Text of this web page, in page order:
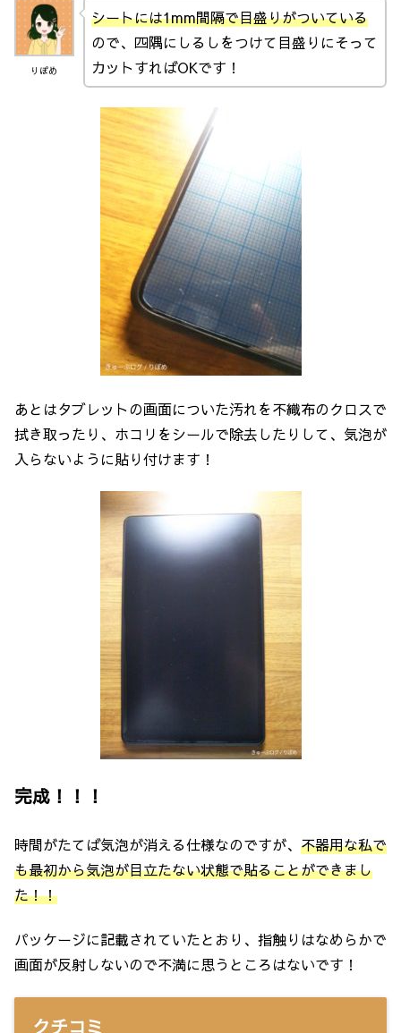
りぽめ
シートには1mm間隔で目盛りがついている
ので、四隅にしるしをつけて目盛りにそって
カットすればOKです！
あとはタブレットの画面についた汚れを不織布のクロスで
拭き取ったり、ホコリをシールで除去したりして、気泡が
入らないように貼り付けます！
完成！！！
時間がたてば気泡が消える仕様なのですが、 不器用な私で
も最初から気泡が目立たない状態で貼ることができまし
た！！
パッケージに記載されていたとおり、指触りはなめらかで
画面が反射しないので不満に思うところはないです！
クチコミ